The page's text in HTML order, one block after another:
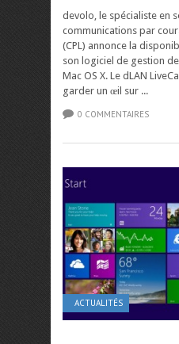
devolo, le spécialiste en
communications par
(CPL) annonce la
son logiciel de gestion
Mac OS X. Le dLAN
garder un œil sur ...
0 COMMENTAIRES
ACTUALITÉS